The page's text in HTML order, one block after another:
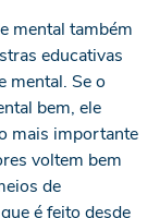
mental também
educativas
mental. Se o
bem, ele
mais importante
voltem bem
de
é feito desde